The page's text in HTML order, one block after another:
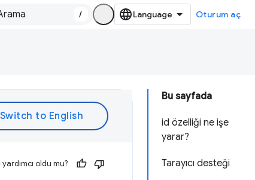
/ Oturum aç
Bu sayfada
id özelliği ne işe
yarar?
Tarayıcı desteği
oldu mu?